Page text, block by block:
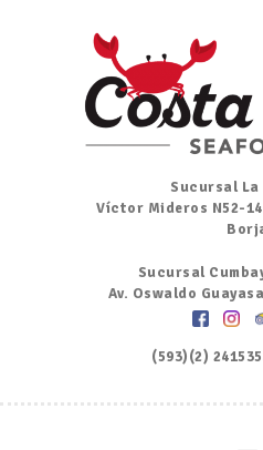
Sucursal La
Víctor Mideros N52-
Sucursal
Av. Oswaldo
(593)(2)
Inicio
Nosotros
Menú
Ordena por
Promociones